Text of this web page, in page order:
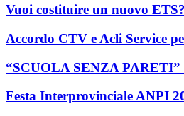
Vuoi costituire un nuovo
Accordo CTV e Acli Service
“SCUOLA SENZA
Festa Interprovinciale ANPI